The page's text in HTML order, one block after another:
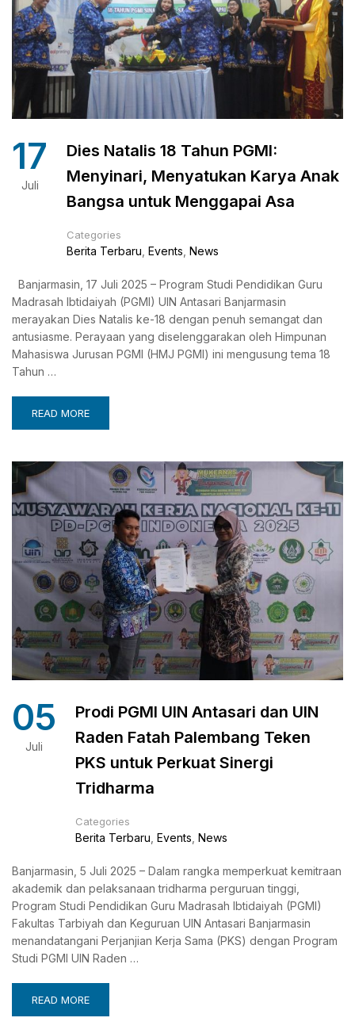
17
Juli
Dies Natalis 18 Tahun PGMI:
Menyinari, Menyatukan Karya Anak
Bangsa untuk Menggapai Asa
Categories
Berita Terbaru Events News
Banjarmasin, 17 Juli 2025 – Program Studi Pendidikan Guru
Madrasah Ibtidaiyah (PGMI) UIN Antasari Banjarmasin
merayakan Dies Natalis ke-18 dengan penuh semangat dan
antusiasme. Perayaan yang diselenggarakan oleh Himpunan
Mahasiswa Jurusan PGMI (HMJ PGMI) ini mengusung tema 18
Tahun …
READ MORE
05
Juli
Prodi PGMI UIN Antasari dan UIN
Raden Fatah Palembang Teken
PKS untuk Perkuat Sinergi
Tridharma
Categories
Berita Terbaru Events News
Banjarmasin, 5 Juli 2025 – Dalam rangka memperkuat kemitraan
akademik dan pelaksanaan tridharma perguruan tinggi,
Program Studi Pendidikan Guru Madrasah Ibtidaiyah (PGMI)
Fakultas Tarbiyah dan Keguruan UIN Antasari Banjarmasin
menandatangani Perjanjian Kerja Sama (PKS) dengan Program
Studi PGMI UIN Raden …
READ MORE